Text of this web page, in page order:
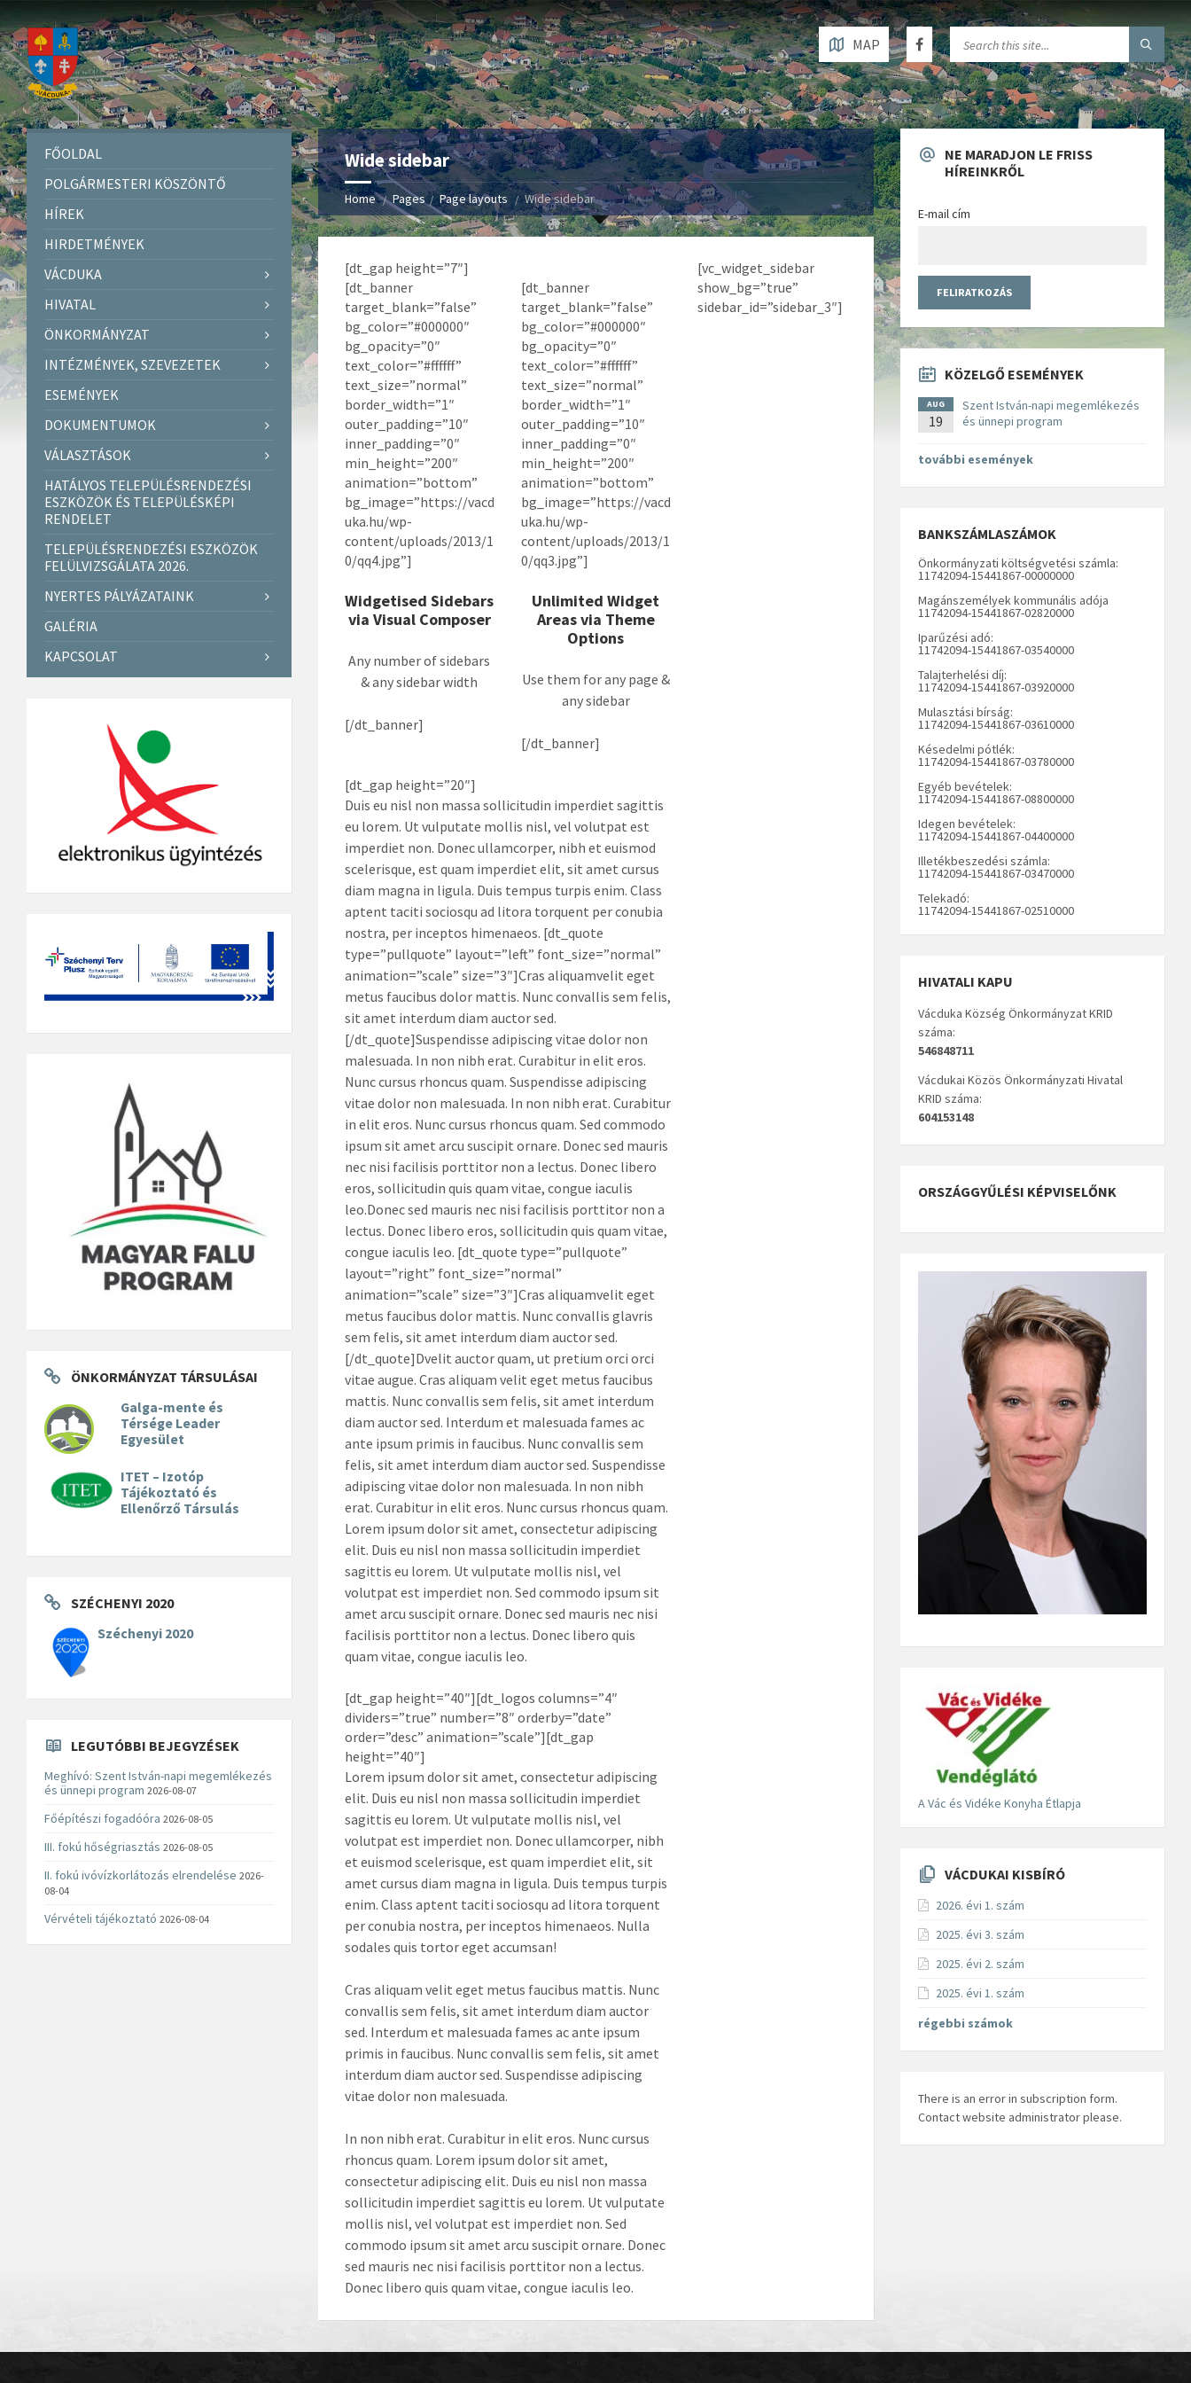
MAP
Wide sidebar
Home Pages Page layouts Wide sidebar
[dt_gap height=”7″]
[dt_banner
target_blank=”false”
bg_color=”#000000″
bg_opacity=”0″
text_color=”#ffffff”
text_size=”normal”
border_width=”1″
outer_padding=”10″
inner_padding=”0″
min_height=”200″
animation=”bottom”
bg_image=”https://vacd
uka.hu/wp-
content/uploads/2013/1
0/qq4.jpg”]
Widgetised Sidebars
via Visual Composer
Any number of sidebars
& any sidebar width
[/dt_banner]
[dt_banner
target_blank=”false”
bg_color=”#000000″
bg_opacity=”0″
text_color=”#ffffff”
text_size=”normal”
border_width=”1″
outer_padding=”10″
inner_padding=”0″
min_height=”200″
animation=”bottom”
bg_image=”https://vacd
uka.hu/wp-
content/uploads/2013/1
0/qq3.jpg”]
Unlimited Widget
Areas via Theme
Options
Use them for any page &
any sidebar
[/dt_banner]
[dt_gap height=”20″]
Duis eu nisl non massa sollicitudin imperdiet sagittis
eu lorem. Ut vulputate mollis nisl, vel volutpat est
imperdiet non. Donec ullamcorper, nibh et euismod
scelerisque, est quam imperdiet elit, sit amet cursus
diam magna in ligula. Duis tempus turpis enim. Class
aptent taciti sociosqu ad litora torquent per conubia
nostra, per inceptos himenaeos. [dt_quote
type=”pullquote” layout=”left” font_size=”normal”
animation=”scale” size=”3″]Cras aliquamvelit eget
metus faucibus dolor mattis. Nunc convallis sem felis,
sit amet interdum diam auctor sed.
[/dt_quote]Suspendisse adipiscing vitae dolor non
malesuada. In non nibh erat. Curabitur in elit eros.
Nunc cursus rhoncus quam. Suspendisse adipiscing
vitae dolor non malesuada. In non nibh erat. Curabitur
in elit eros. Nunc cursus rhoncus quam. Sed commodo
ipsum sit amet arcu suscipit ornare. Donec sed mauris
nec nisi facilisis porttitor non a lectus. Donec libero
eros, sollicitudin quis quam vitae, congue iaculis
leo.Donec sed mauris nec nisi facilisis porttitor non a
lectus. Donec libero eros, sollicitudin quis quam vitae,
congue iaculis leo. [dt_quote type=”pullquote”
layout=”right” font_size=”normal”
animation=”scale” size=”3″]Cras aliquamvelit eget
metus faucibus dolor mattis. Nunc convallis glavris
sem felis, sit amet interdum diam auctor sed.
[/dt_quote]Dvelit auctor quam, ut pretium orci orci
vitae augue. Cras aliquam velit eget metus faucibus
mattis. Nunc convallis sem felis, sit amet interdum
diam auctor sed. Interdum et malesuada fames ac
ante ipsum primis in faucibus. Nunc convallis sem
felis, sit amet interdum diam auctor sed. Suspendisse
adipiscing vitae dolor non malesuada. In non nibh
erat. Curabitur in elit eros. Nunc cursus rhoncus quam.
Lorem ipsum dolor sit amet, consectetur adipiscing
elit. Duis eu nisl non massa sollicitudin imperdiet
sagittis eu lorem. Ut vulputate mollis nisl, vel
volutpat est imperdiet non. Sed commodo ipsum sit
amet arcu suscipit ornare. Donec sed mauris nec nisi
facilisis porttitor non a lectus. Donec libero quis
quam vitae, congue iaculis leo.
[dt_gap height=”40″][dt_logos columns=”4″
dividers=”true” number=”8″ orderby=”date”
order=”desc” animation=”scale”][dt_gap
height=”40″]
Lorem ipsum dolor sit amet, consectetur adipiscing
elit. Duis eu nisl non massa sollicitudin imperdiet
sagittis eu lorem. Ut vulputate mollis nisl, vel
volutpat est imperdiet non. Donec ullamcorper, nibh
et euismod scelerisque, est quam imperdiet elit, sit
amet cursus diam magna in ligula. Duis tempus turpis
enim. Class aptent taciti sociosqu ad litora torquent
per conubia nostra, per inceptos himenaeos. Nulla
sodales quis tortor eget accumsan!
Cras aliquam velit eget metus faucibus mattis. Nunc
convallis sem felis, sit amet interdum diam auctor
sed. Interdum et malesuada fames ac ante ipsum
primis in faucibus. Nunc convallis sem felis, sit amet
interdum diam auctor sed. Suspendisse adipiscing
vitae dolor non malesuada.
In non nibh erat. Curabitur in elit eros. Nunc cursus
rhoncus quam. Lorem ipsum dolor sit amet,
consectetur adipiscing elit. Duis eu nisl non massa
sollicitudin imperdiet sagittis eu lorem. Ut vulputate
mollis nisl, vel volutpat est imperdiet non. Sed
commodo ipsum sit amet arcu suscipit ornare. Donec
sed mauris nec nisi facilisis porttitor non a lectus.
Donec libero quis quam vitae, congue iaculis leo.
[vc_widget_sidebar
show_bg=”true”
sidebar_id=”sidebar_3″]
FŐOLDAL
POLGÁRMESTERI KÖSZÖNTŐ
HÍREK
HIRDETMÉNYEK
VÁCDUKA
HIVATAL
ÖNKORMÁNYZAT
INTÉZMÉNYEK, SZEVEZETEK
ESEMÉNYEK
DOKUMENTUMOK
VÁLASZTÁSOK
HATÁLYOS TELEPÜLÉSRENDEZÉSI
ESZKÖZÖK ÉS TELEPÜLÉSKÉPI
RENDELET
TELEPÜLÉSRENDEZÉSI ESZKÖZÖK
FELÜLVIZSGÁLATA 2026.
NYERTES PÁLYÁZATAINK
GALÉRIA
KAPCSOLAT
ÖNKORMÁNYZAT TÁRSULÁSAI
Galga-mente és
Térsége Leader
Egyesület
ITET – Izotóp
Tájékoztató és
Ellenőrző Társulás
SZÉCHENYI 2020
Széchenyi 2020
LEGUTÓBBI BEJEGYZÉSEK
Meghívó: Szent István-napi megemlékezés
és ünnepi program 2026-08-07
Főépítészi fogadóóra 2026-08-05
III. fokú hőségriasztás 2026-08-05
II. fokú ivóvízkorlátozás elrendelése 2026-
08-04
Vérvételi tájékoztató 2026-08-04
NE MARADJON LE FRISS
HÍREINKRŐL
E-mail cím
KÖZELGŐ ESEMÉNYEK
AUG
19
Szent István-napi megemlékezés
és ünnepi program
további események
BANKSZÁMLASZÁMOK
Önkormányzati költségvetési számla:
11742094-15441867-00000000
Magánszemélyek kommunális adója
11742094-15441867-02820000
Iparűzési adó:
11742094-15441867-03540000
Talajterhelési díj:
11742094-15441867-03920000
Mulasztási bírság:
11742094-15441867-03610000
Késedelmi pótlék:
11742094-15441867-03780000
Egyéb bevételek:
11742094-15441867-08800000
Idegen bevételek:
11742094-15441867-04400000
Illetékbeszedési számla:
11742094-15441867-03470000
Telekadó:
11742094-15441867-02510000
HIVATALI KAPU
Vácduka Község Önkormányzat KRID
száma:
546848711
Vácdukai Közös Önkormányzati Hivatal
KRID száma:
604153148
ORSZÁGGYŰLÉSI KÉPVISELŐNK
A Vác és Vidéke Konyha Étlapja
VÁCDUKAI KISBÍRÓ
2026. évi 1. szám
2025. évi 3. szám
2025. évi 2. szám
2025. évi 1. szám
régebbi számok
There is an error in subscription form.
Contact website administrator please.